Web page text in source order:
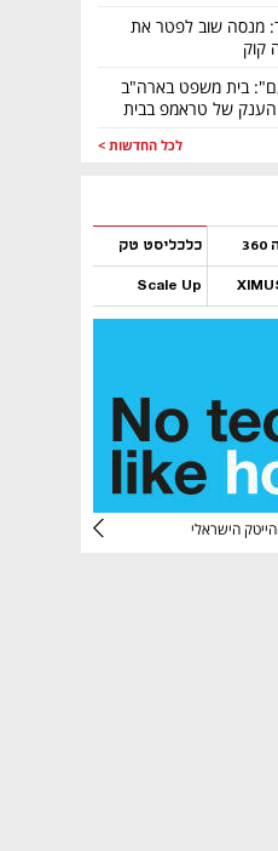
מנסה שוב לפטר את
קוק
בית משפט בארה"ב
של טראמפ בבית
לכל החדשות >
כלכליסט טק
Scale Up
נפתח בכרטיסייה חדשה
הישראלי
נפתח בכרטיסייה חדשה